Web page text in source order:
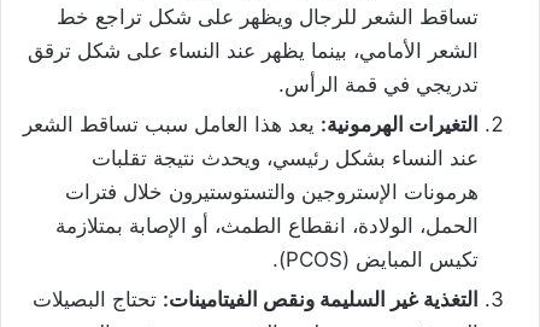
تساقط الشعر للرجال ويظهر على شكل تراجع خط
الشعر الأمامي، بينما يظهر عند النساء على شكل ترقق
تدريجي في قمة الرأس.
التغيرات الهرمونية: يعد هذا العامل سبب تساقط الشعر
عند النساء بشكل رئيسي، ويحدث نتيجة تقلبات
هرمونات الإستروجين والتستوستيرون خلال فترات
الحمل، الولادة، انقطاع الطمث، أو الإصابة بمتلازمة
تكيس المبايض (PCOS).
التغذية غير السليمة ونقص الفيتامينات: تحتاج البصيلات